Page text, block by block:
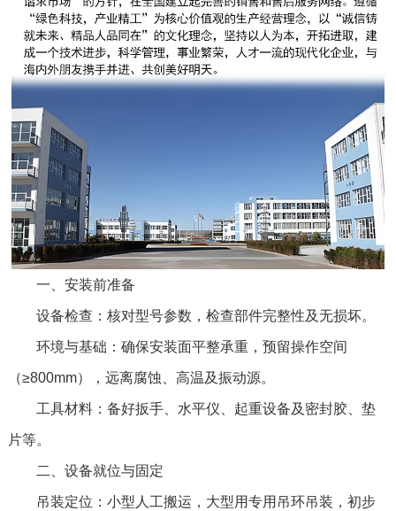
一、安装前准备
设备检查：核对型号参数，检查部件完整性及无损坏。
环境与基础：确保安装面平整承重，预留操作空间
（≥800mm），远离腐蚀、高温及振动源。
工具材料：备好扳手、水平仪、起重设备及密封胶、垫
片等。
二、设备就位与固定
吊装定位：小型人工搬运，大型用专用吊环吊装，初步